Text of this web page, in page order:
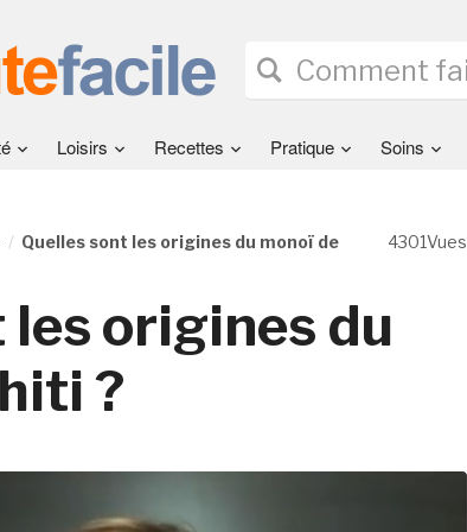
Loisirs Recettes Pratique Soins
4301Vues
Quelles sont les origines du monoï de
les origines du
?